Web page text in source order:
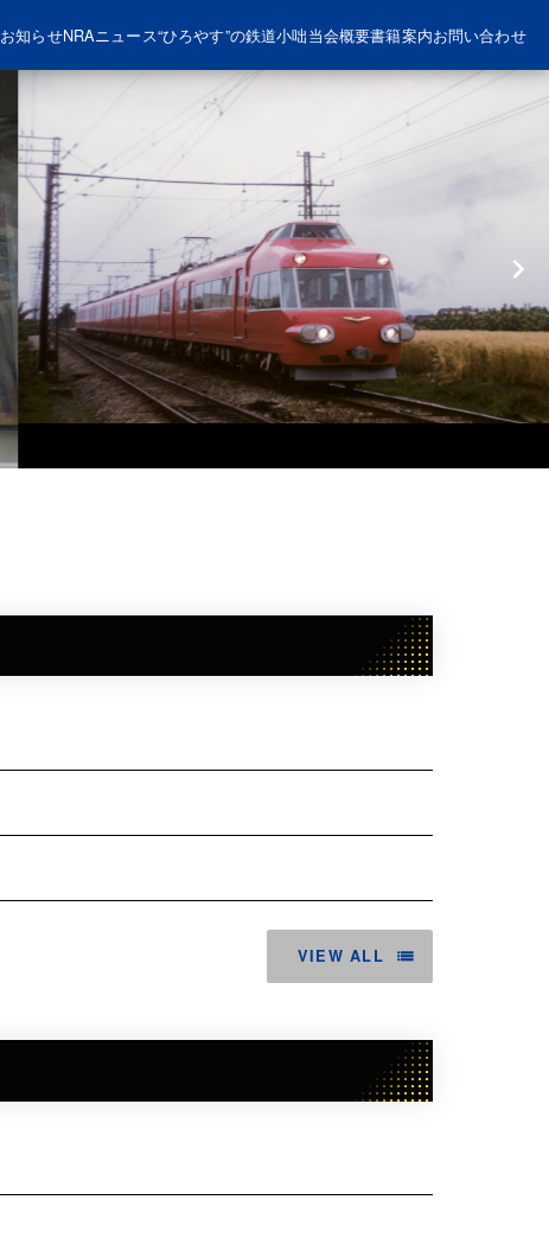
お知らせNRAニュース“ひろやす”の鉄道小咄当会概要書籍案内お問い合わせ
VIEW ALL